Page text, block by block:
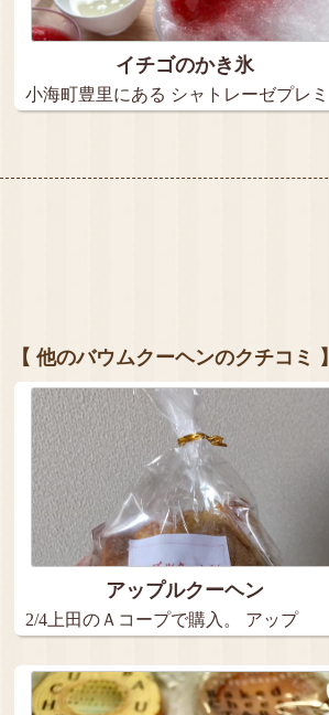
イチゴのかき氷
小海町豊里にある シャトレーゼプレミ
【 他のバウムクーヘンのクチコミ 】
アップルクーヘン
2/4上田のＡコープで購入。 アップ